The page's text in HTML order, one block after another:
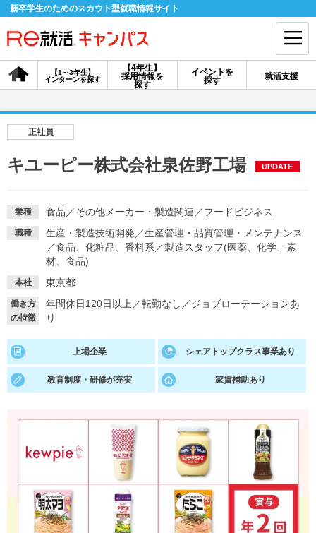
新卒学生のためのスカウト型就職情報サイト
【4年生】
採用情報を
探す
【1～3年生】
インターンを探す
イベントを
探す
就活支援
会員登録 ログイン
採用情報を探す
説明会を探す
インターンを探す
イベントを探す
就活ノウハウ・サポート
就活支援 就活コラム
適職診断 就活チャンネル
就活ニュースペーパー
就活時事ニュースを更新
よくある質問
不明点があればこちら
正社員
キユーピー株式会社泉佐野工場 UPDATE
業種 食品 ／その他メーカー・製造関連 ／フードビジネス
職種 生産・製造技術開発 ／生産管理・品質管理・メンテナンス
／食品、化粧品、香料系 ／製造スタッフ(医薬、化学、素
材、食品)
本社 東京都
働き方
の特徴
年間休日120日以上 ／転勤なし ／ジョブローテーションあ
り
上場企業 シェアトップクラス事業あり
教育制度・研修が充実 家賃補助あり